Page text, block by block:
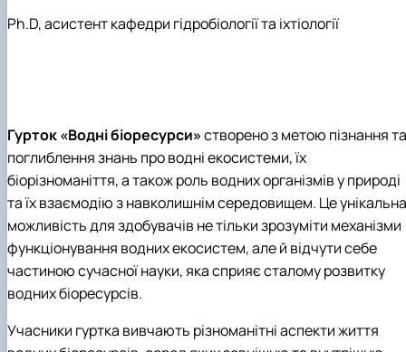
Ph.D, асистенткафедри гідробіології та іхтіології
Гурток «Водні біоресурси»створено з метою пізнання та
поглиблення знань про водні екосистеми, їх
біорізноманіття, а також роль водних організмів у природі
та їх взаємодію з навколишнім середовищем. Це унікальна
можливість для здобувачів не тільки зрозуміти механізми
функціонування водних екосистем, але й відчути себе
частиною сучасної науки, яка сприяє сталому розвитку
водних біоресурсів.
Учасники гуртка вивчають різноманітні аспекти життя